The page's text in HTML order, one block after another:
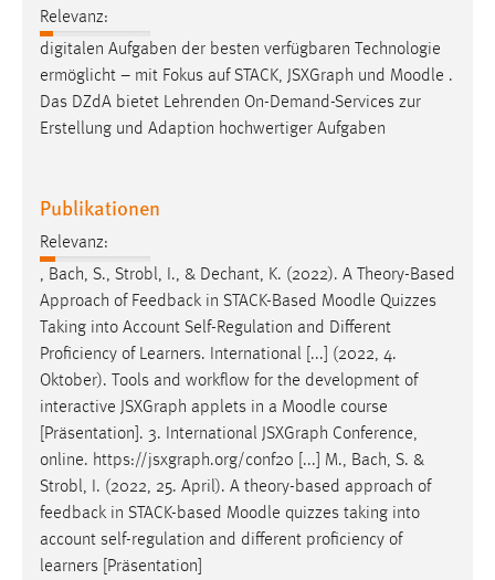
Relevanz:
digitalen Aufgaben der besten verfügbaren Technologie
ermöglicht – mit Fokus auf STACK, JSXGraph und Moodle .
Das DZdA bietet Lehrenden On-Demand-Services zur
Erstellung und Adaption hochwertiger Aufgaben
Publikationen
Relevanz:
, Bach, S., Strobl, I., & Dechant, K. (2022). A Theory-Based
Approach of Feedback in STACK-Based Moodle Quizzes
Taking into Account Self-Regulation and Different
Proficiency of Learners. International [...] (2022, 4.
Oktober). Tools and workflow for the development of
interactive JSXGraph applets in a Moodle course
[Präsentation]. 3. International JSXGraph Conference,
online. https://jsxgraph.org/conf20 [...] M., Bach, S. &
Strobl, I. (2022, 25. April). A theory-based approach of
feedback in STACK-based Moodle quizzes taking into
account self-regulation and different proficiency of
learners [Präsentation]